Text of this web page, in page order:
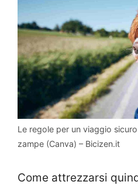
Le regole per un viaggio
zampe (Canva) – Bicizen.it
Come attrezzarsi